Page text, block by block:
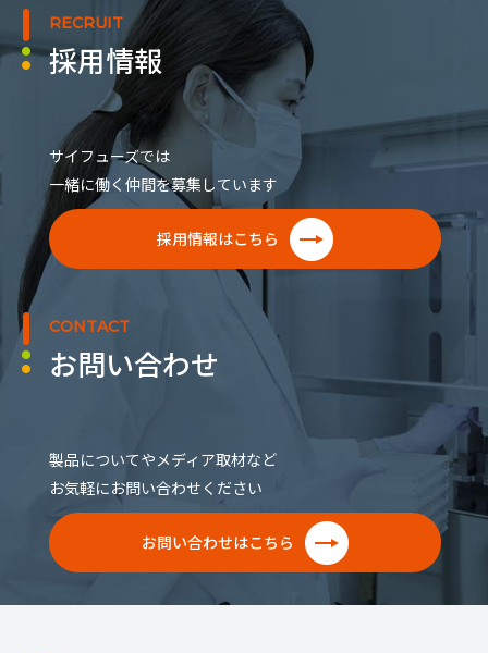
RECRUIT
採用情報
サイフューズでは
一緒に働く仲間を募集しています
採用情報はこちら
CONTACT
お問い合わせ
製品についてやメディア取材など
お気軽にお問い合わせください
お問い合わせはこちら